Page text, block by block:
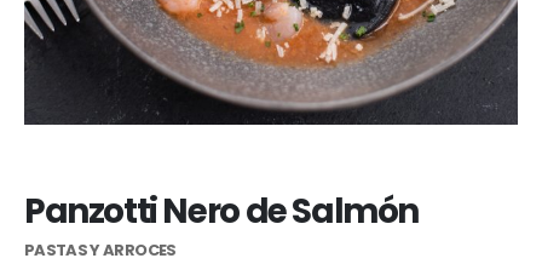
Panzotti Nero de Salmón
PASTAS Y ARROCES